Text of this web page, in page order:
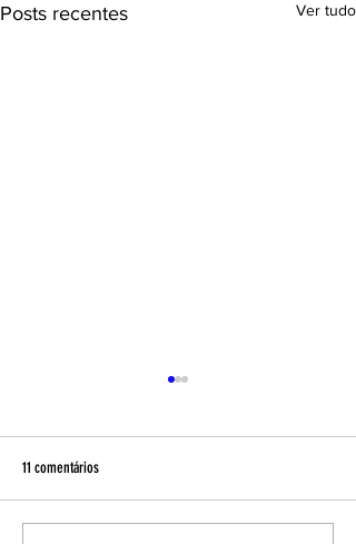
Posts recentes Ver tudo
11 comentários